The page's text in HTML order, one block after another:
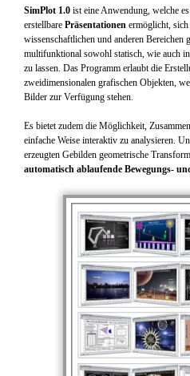
SimPlot 1.0 ist eine Anwendung, welche
erstellbare Präsentationen ermöglicht, sich
wissenschaftlichen und anderen Bereichen
multifunktional sowohl statisch, wie auch
zu lassen. Das Programm erlaubt die
zweidimensionalen grafischen Objekten,
Bilder zur Verfügung stehen.
Es bietet zudem die Möglichkeit,
einfache Weise interaktiv zu analysieren.
erzeugten Gebilden geometrische
automatisch ablaufende Bewegungs-